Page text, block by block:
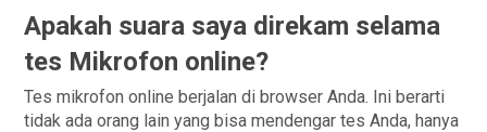
Apakah suara saya direkam selama
tes Mikrofon online?
Tes mikrofon online berjalan di browser Anda. Ini berarti
tidak ada orang lain yang bisa mendengar tes Anda, hanya